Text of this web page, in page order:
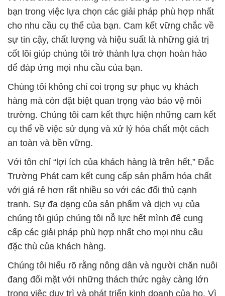
cụ thể về việc sử dụng và xử lý hóa chất một cách
an toàn và bền vững.
Với tôn chỉ “lợi ích của khách hàng là trên hết,” Đắc
Trường Phát cam kết cung cấp sản phẩm hóa chất
với giá rẻ hơn rất nhiều so với các đối thủ cạnh
tranh. Sự đa dạng của sản phẩm và dịch vụ của
chúng tôi giúp chúng tôi nỗ lực hết mình để cung
cấp các giải pháp phù hợp nhất cho mọi nhu cầu
đặc thù của khách hàng.
Chúng tôi hiểu rõ rằng nông dân và người chăn nuôi
đang đối mặt với những thách thức ngày càng lớn
trong việc duy trì và phát triển kinh doanh của họ. Vì
vậy, Đắc Trường Phát cam kết tiếp tục cung cấp
những giải pháp hóa chất hàng đầu và phục vụ mọi
nhu cầu của khách hàng một cách tận tâm và
chuyên nghiệp.
Dù bạn hoạt động trong lĩnh vực công nghiệp, xử lý
nước, hoặc nông nghiệp, chúng tôi cam kết cung
cấp giải pháp tùy chỉnh để đáp ứng mọi nhu cầu cụ
thể của bạn. Hãy đồng hành cùng chúng tôi để